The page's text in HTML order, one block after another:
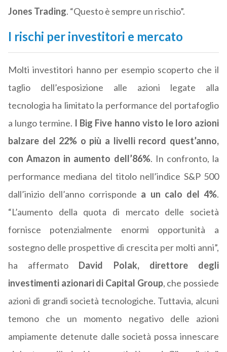
Jones Trading. “Questo è sempre un rischio”.
I rischi per investitori e mercato
Molti investitori hanno per esempio scoperto che il
taglio dell’esposizione alle azioni legate alla
tecnologia ha limitato la performance del portafoglio
a lungo termine. I Big Five hanno visto le loro azioni
balzare del 22% o più a livelli record quest’anno,
con Amazon in aumento dell’86%. In confronto, la
performance mediana del titolo nell’indice S&P 500
dall’inizio dell’anno corrisponde a un calo del 4%.
“L’aumento della quota di mercato delle società
fornisce potenzialmente enormi opportunità a
sostegno delle prospettive di crescita per molti anni”,
ha affermato David Polak, direttore degli
investimenti azionari di Capital Group, che possiede
azioni di grandi società tecnologiche. Tuttavia, alcuni
temono che un momento negativo delle azioni
ampiamente detenute dalle società possa innescare